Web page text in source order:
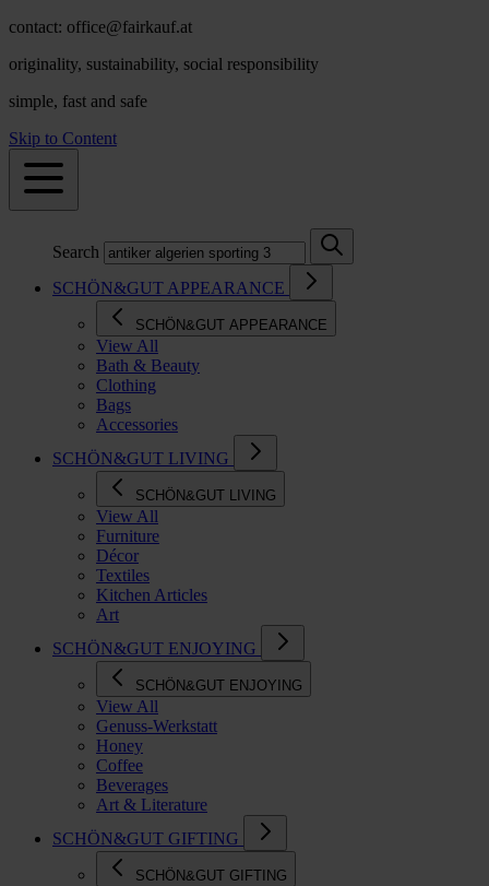
contact: office@fairkauf.at
originality, sustainability, social responsibility
simple, fast and safe
Skip to Content
Search
SCHÖN&GUT APPEARANCE
SCHÖN&GUT APPEARANCE
View All
Bath & Beauty
Clothing
Bags
Accessories
SCHÖN&GUT LIVING
SCHÖN&GUT LIVING
View All
Furniture
Décor
Textiles
Kitchen Articles
Art
SCHÖN&GUT ENJOYING
SCHÖN&GUT ENJOYING
View All
Genuss-Werkstatt
Honey
Coffee
Beverages
Art & Literature
SCHÖN&GUT GIFTING
SCHÖN&GUT GIFTING